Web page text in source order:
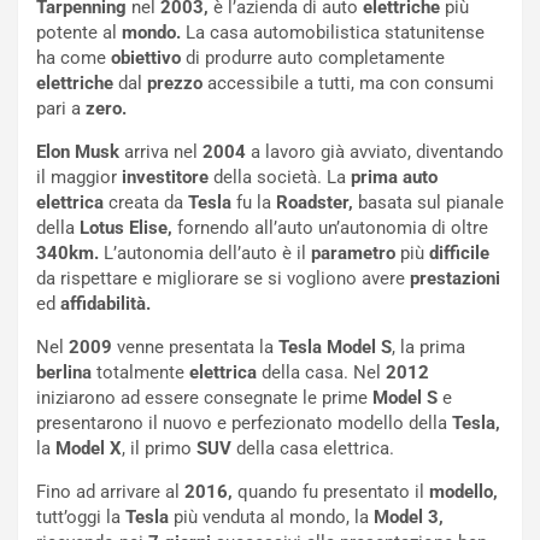
Tarpenning nel 2003, è l’azienda di auto elettriche più
potente al mondo. La casa automobilistica statunitense
ha come obiettivo di produrre auto completamente
elettriche dal prezzo accessibile a tutti, ma con consumi
pari a zero.
Elon Musk arriva nel 2004 a lavoro già avviato, diventando
il maggior investitore della società. La prima auto
elettrica creata da Tesla fu la Roadster, basata sul pianale
della Lotus Elise, fornendo all’auto un’autonomia di oltre
340km. L’autonomia dell’auto è il parametro più difficile
da rispettare e migliorare se si vogliono avere prestazioni
ed affidabilità.
Nel 2009 venne presentata la Tesla Model S, la prima
berlina totalmente elettrica della casa. Nel 2012
iniziarono ad essere consegnate le prime Model S e
presentarono il nuovo e perfezionato modello della Tesla,
la Model X, il primo SUV della casa elettrica.
Fino ad arrivare al 2016, quando fu presentato il modello,
tutt’oggi la Tesla più venduta al mondo, la Model 3,
v
o
R
e
c
o
d
M
o
n
a
e
V
C
o
n
e
m
a
o
a
o
P